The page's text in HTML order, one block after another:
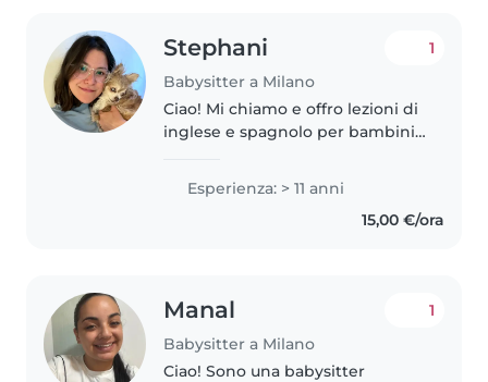
Stephani
Babysitter a Milano
1
Ciao! Mi chiamo e offro lezioni di
inglese e spagnolo per bambini
metodo è naturale e
coinvolgente, basato soprattutto
sul gioco e sull'apprendimento..
Esperienza: > 11 anni
15,00 €/ora
Manal
Babysitter a Milano
1
Ciao! Sono una babysitter